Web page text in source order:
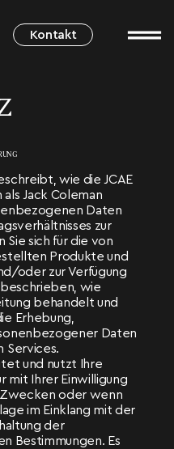
Kontakt
wie die JCAE
Jack Coleman
Daten
zur
sich für die von
Produkte und
oder zur Verfügung
wie
behandelt und
Erhebung,
Daten
Services.
und nutzt Ihre
mit Ihrer Einwilligung
oder wenn
im Einklang mit der
der
Bestimmungen. Es